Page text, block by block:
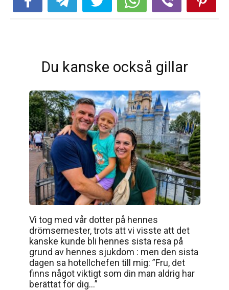
Du kanske också gillar
Vi tog med vår dotter på hennes
drömsemester, trots att vi visste att det
kanske kunde bli hennes sista resa på
grund av hennes sjukdom : men den sista
dagen sa hotellchefen till mig: ”Fru, det
finns något viktigt som din man aldrig har
berättat för dig…”